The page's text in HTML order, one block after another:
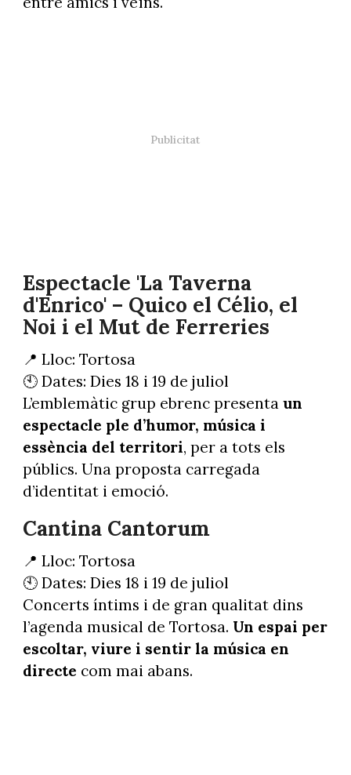
Espectacle 'La Taverna
d'Enrico' – Quico el Célio, el
Noi i el Mut de Ferreries
📍 Lloc: Tortosa
🕙 Dates: Dies 18 i 19 de juliol
L’emblemàtic grup ebrenc presenta un
espectacle ple d’humor, música i
essència del territori, per a tots els
públics. Una proposta carregada
d’identitat i emoció.
Cantina Cantorum
📍 Lloc: Tortosa
🕙 Dates: Dies 18 i 19 de juliol
Concerts íntims i de gran qualitat dins
l’agenda musical de Tortosa. Un espai per
escoltar, viure i sentir la música en
directe com mai abans.